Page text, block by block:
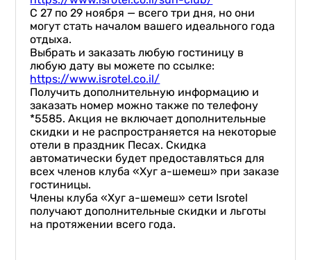
С 27 по 29 ноября — всего три дня, но они
могут стать началом вашего идеального года
отдыха.
Выбрать и заказать любую гостиницу в
любую дату вы можете по ссылке:
https://www.isrotel.co.il/
Получить дополнительную информацию и
заказать номер можно также по телефону
*5585. Акция не включает дополнительные
скидки и не распространяется на некоторые
отели в праздник Песах. Скидка
автоматически будет предоставляться для
всех членов клуба «Хуг а-шемеш» при заказе
гостиницы.
Члены клуба «Хуг а-шемеш» сети Isrotel
получают дополнительные скидки и льготы
на протяжении всего года.